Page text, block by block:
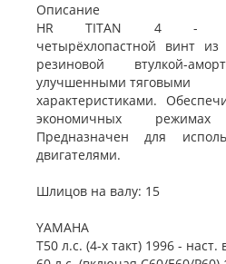
Описание
HR TITAN 4 -
четырёхлопастной винт
резиновой втулкой-
улучшенными тяговыми
характеристиками.
экономичных
Предназначен для
двигателями.
Шлицов на валу: 15
YAMAHA
Т50 л.с. (4-х такт) 1996 - наст.